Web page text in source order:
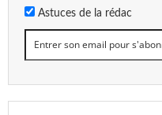
Astuces de la rédac